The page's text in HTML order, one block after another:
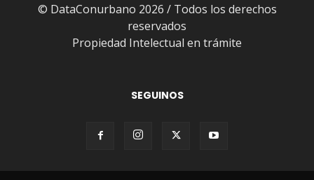
© DataConurbano 2026 / Todos los derechos
reservados
Propiedad Intelectual en trámite
SEGUINOS